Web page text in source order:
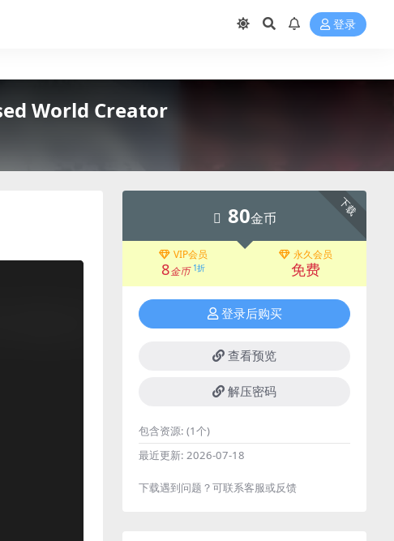
登录
World Creator
下载
80金币
VIP会员
8金币 1折
永久会员
免费
登录后购买
查看预览
解压密码
包含资源: (1个)
最近更新: 2026-07-18
下载遇到问题？可联系客服或反馈